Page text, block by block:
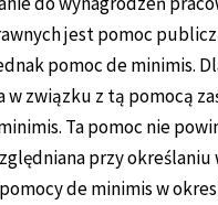
jest pomoc
pomoc de minimis.
w związku z tą pomocą
Ta pomoc nie
przy określaniu
de minimis w